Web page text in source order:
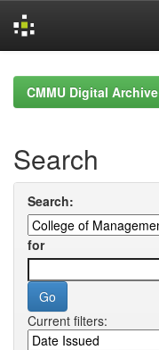
navigationCMMU Digital Archive
Search
Search:
for
Current filters: